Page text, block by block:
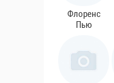
Флоренс
Пью